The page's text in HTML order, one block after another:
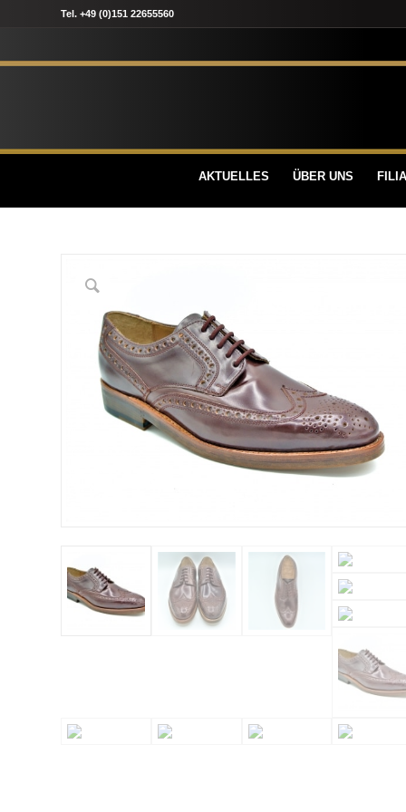
Tel. +49 (0)151 22655560
AKTUELLES ÜBER UNS